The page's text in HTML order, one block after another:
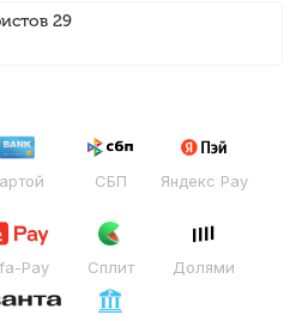
29
СБП Яндекс Pay
Pay Сплит Долями